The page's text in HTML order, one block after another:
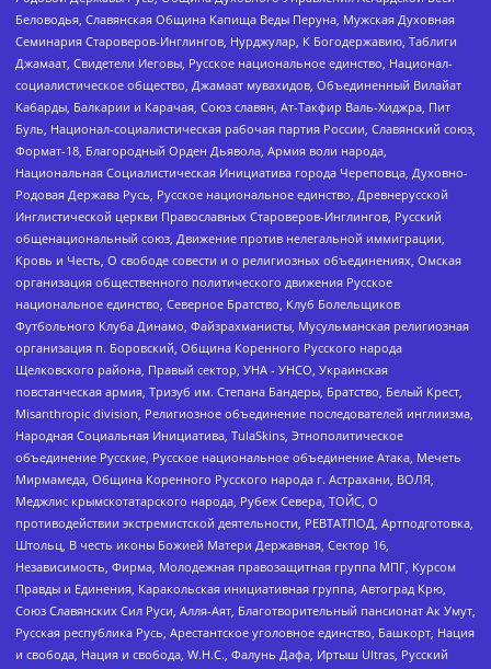
Беловодья, Славянская Община Капища Веды Перуна, Мужская Духовная
Семинария Староверов-Инглингов, Нурджулар, К Богодержавию, Таблиги
Джамаат, Свидетели Иеговы, Русское национальное единство, Национал-
социалистическое общество, Джамаат мувахидов, Объединенный Вилайат
Кабарды, Балкарии и Карачая, Союз славян, Ат-Такфир Валь-Хиджра, Пит
Буль, Национал-социалистическая рабочая партия России, Славянский союз,
Формат-18, Благородный Орден Дьявола, Армия воли народа,
Национальная Социалистическая Инициатива города Череповца, Духовно-
Родовая Держава Русь, Русское национальное единство, Древнерусской
Инглистической церкви Православных Староверов-Инглингов, Русский
общенациональный союз, Движение против нелегальной иммиграции,
Кровь и Честь, О свободе совести и о религиозных объединениях, Омская
организация общественного политического движения Русское
национальное единство, Северное Братство, Клуб Болельщиков
Футбольного Клуба Динамо, Файзрахманисты, Мусульманская религиозная
организация п. Боровский, Община Коренного Русского народа
Щелковского района, Правый сектор, УНА - УНСО, Украинская
повстанческая армия, Тризуб им. Степана Бандеры, Братство, Белый Крест,
Misanthropic division, Религиозное объединение последователей инглиизма,
Народная Социальная Инициатива, TulaSkins, Этнополитическое
объединение Русские, Русское национальное объединение Атака, Мечеть
Мирмамеда, Община Коренного Русского народа г. Астрахани, ВОЛЯ,
Меджлис крымскотатарского народа, Рубеж Севера, ТОЙС, О
противодействии экстремистской деятельности, РЕВТАТПОД, Артподготовка,
Штольц, В честь иконы Божией Матери Державная, Сектор 16,
Независимость, Фирма, Молодежная правозащитная группа МПГ, Курсом
Правды и Единения, Каракольская инициативная группа, Автоград Крю,
Союз Славянских Сил Руси, Алля-Аят, Благотворительный пансионат Ак Умут,
Русская республика Русь, Арестантское уголовное единство, Башкорт, Нация
и свобода, Нация и свобода, W.H.С., Фалунь Дафа, Иртыш Ultras, Русский